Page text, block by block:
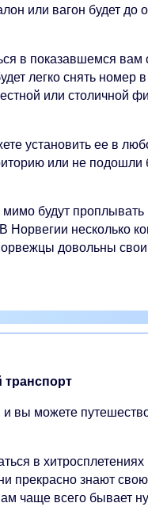
или вагон будет до
в показавшемся вам
легко снять номер
или столичной
установить ее в
или не
будут
Норвегии несколько
довольны
вы можете
в хитросплетениях
прекрасно знают
чаще всего бывает